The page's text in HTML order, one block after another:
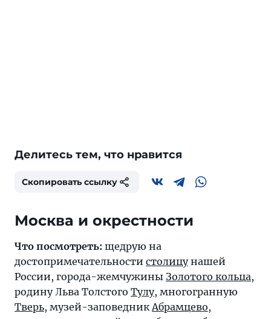
Делитесь тем, что нравится
Скопировать ссылку
Москва и окрестности
Что посмотреть: щедрую на
достопримечательности столицунашей
России, города-жемчужины Золотого кольца,
родину Льва Толстого Тулу, многогранную
Тверь, музей-заповедник Абрамцево,